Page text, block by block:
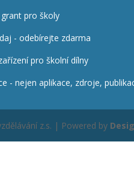
pro školy
- odebírejte zdarma
pro školní dílny
- nejen aplikace, zdroje,
z.s. | Powered by